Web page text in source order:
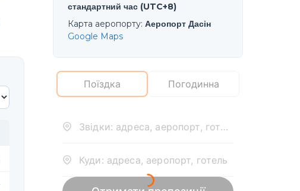
стандартний час (UTC+8)
Карта аеропорту: Аеропорт Дасін
Google Maps